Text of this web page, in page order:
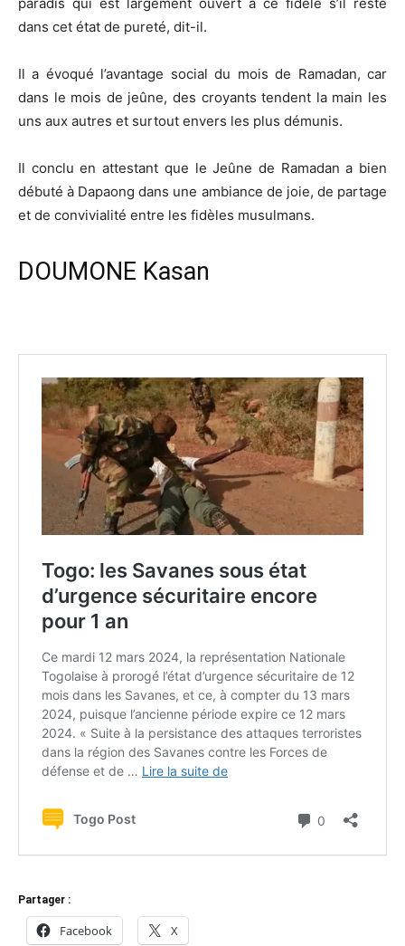
dans cet état de pureté, dit-il.
Il a évoqué l’avantage social du mois de Ramadan, car
dans le mois de jeûne, des croyants tendent la main les
uns aux autres et surtout envers les plus démunis.
Il conclu en attestant que le Jeûne de Ramadan a bien
débuté à Dapaong dans une ambiance de joie, de partage
et de convivialité entre les fidèles musulmans.
DOUMONE Kasan
Partager :
Facebook X